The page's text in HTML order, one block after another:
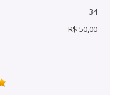
34
R$ 50,00